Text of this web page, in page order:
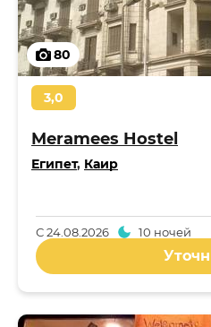
80
3,0
Meramees Hostel
Египет, Каир
С24.08.2026 10 ночей